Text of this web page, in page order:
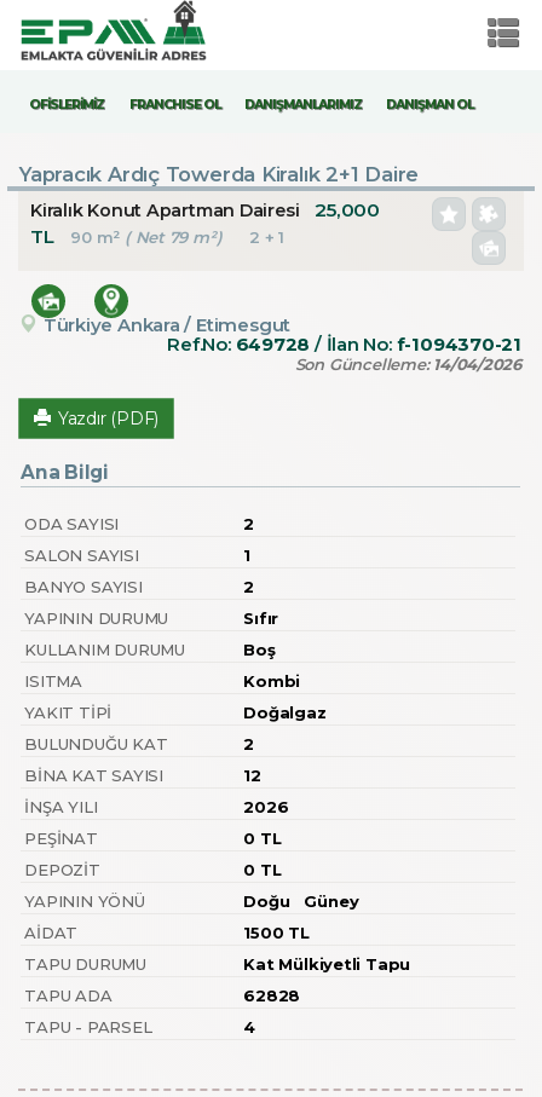
OFİSLERİMİZ FRANCHISE OL DANIŞMANLARIMIZ DANIŞMAN OL
Yapracık Ardıç Towerda Kiralık 2+1 Daire
Kiralık Konut Apartman Dairesi
25,000
TL
90 m² ( Net 79 m²) 2 + 1
Türkiye Ankara / Etimesgut
Ref.No: 649728 / İlan No: f-1094370-21
Son Güncelleme: 14/04/2026
Yazdır (PDF)
Ana Bilgi
ODA SAYISI
2
SALON SAYISI
1
BANYO SAYISI
2
YAPININ DURUMU
Sıfır
KULLANIM DURUMU
Boş
ISITMA
Kombi
YAKIT TIPI
Doğalgaz
BULUNDUĞU KAT
2
BINA KAT SAYISI
12
İNŞA YILI
2026
PEŞINAT
0 TL
DEPOZIT
0 TL
YAPININ YÖNÜ
Doğu
Güney
AIDAT
1500 TL
TAPU DURUMU
Kat Mülkiyetli Tapu
TAPU ADA
62828
TAPU - PARSEL
4